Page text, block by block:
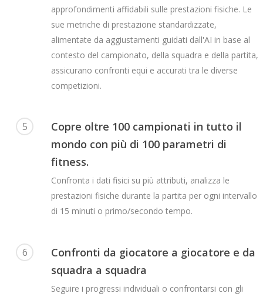
approfondimenti affidabili sulle prestazioni fisiche. Le
sue metriche di prestazione standardizzate,
alimentate da aggiustamenti guidati dall'AI in base al
contesto del campionato, della squadra e della partita,
assicurano confronti equi e accurati tra le diverse
competizioni.
5
Copre oltre 100 campionati in tutto il
mondo con più di 100 parametri di
fitness.
Confronta i dati fisici su più attributi, analizza le
prestazioni fisiche durante la partita per ogni intervallo
di 15 minuti o primo/secondo tempo.
6
Confronti da giocatore a giocatore e da
squadra a squadra
Seguire i progressi individuali o confrontarsi con gli